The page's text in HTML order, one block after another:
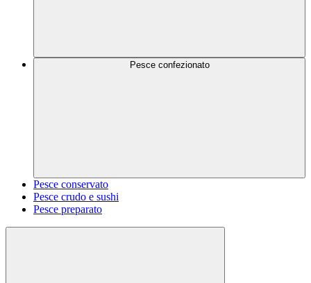
Pesce confezionato
Pesce conservato
Pesce crudo e sushi
Pesce preparato